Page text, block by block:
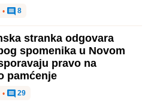
• 8
stranka odgovara
spomenika u Novom
pravo na
pamćenje
• 29